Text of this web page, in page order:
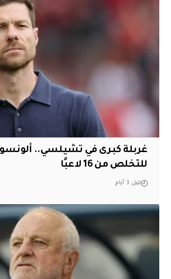
غربلة كبرى في تشيلسي..
للتخلص من 16 لاعبًا
قبل 3 أيام